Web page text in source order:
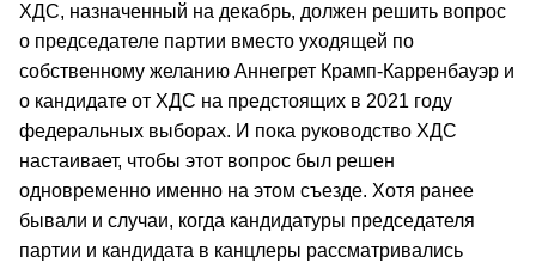
ХДС, назначенный на декабрь, должен решить вопрос
о председателе партии вместо уходящей по
собственному желанию Аннегрет Крамп-Карренбауэр и
о кандидате от ХДС на предстоящих в 2021 году
федеральных выборах. И пока руководство ХДС
настаивает, чтобы этот вопрос был решен
одновременно именно на этом съезде. Хотя ранее
бывали и случаи, когда кандидатуры председателя
партии и кандидата в канцлеры рассматривались